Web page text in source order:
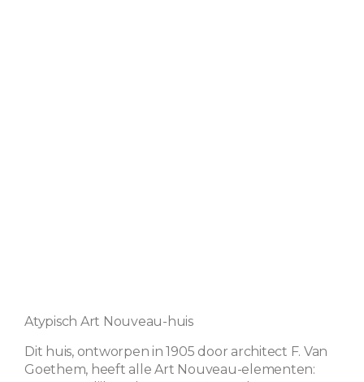
Atypisch Art Nouveau-huis
Dit huis, ontworpen in 1905 door architect F. Van
Goethem, heeft alle Art Nouveau-elementen: